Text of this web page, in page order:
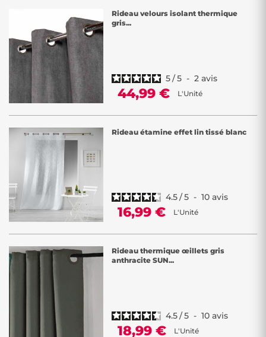
Rideau velours isolant thermique
gris...
5/5 - 2 avis
44,99 € L'Unité
Rideau étamine effet lin tissé blanc
4.5/5 - 10 avis
16,99 € L'Unité
Rideau thermique œillets gris
anthracite SUN...
4.5/5 - 10 avis
18,99 € L'Unité